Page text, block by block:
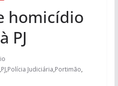
homicídio
PJ
,PJ,Polícia Judiciária,Portimão,